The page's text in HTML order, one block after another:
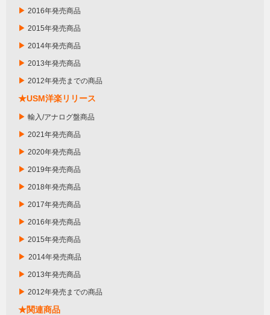
▶ 2016年発売商品
▶ 2015年発売商品
▶ 2014年発売商品
▶ 2013年発売商品
▶ 2012年発売までの商品
★USM洋楽リリース
▶ 輸入/アナログ盤商品
▶ 2021年発売商品
▶ 2020年発売商品
▶ 2019年発売商品
▶ 2018年発売商品
▶ 2017年発売商品
▶ 2016年発売商品
▶ 2015年発売商品
▶ 2014年発売商品
▶ 2013年発売商品
▶ 2012年発売までの商品
★関連商品